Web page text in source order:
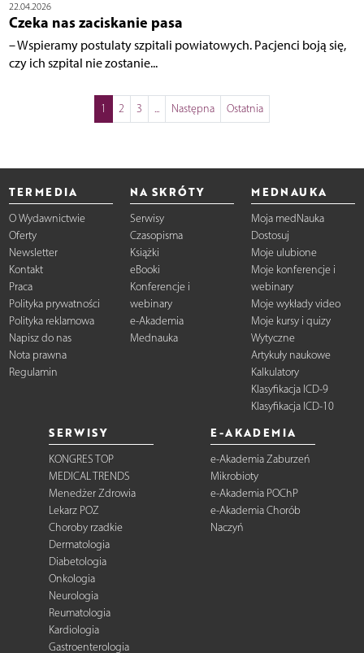
22.04.2026
Czeka nas zaciskanie pasa
– Wspieramy postulaty szpitali powiatowych. Pacjenci boją się,
czy ich szpital nie zostanie...
1 2 3 ... Następna Ostatnia
TERMEDIA
O Wydawnictwie
Oferty
Newsletter
Kontakt
Praca
Polityka prywatności
Polityka reklamowa
Napisz do nas
Nota prawna
Regulamin
NA SKRÓTY
Serwisy
Czasopisma
Książki
eBooki
Konferencje i
webinary
e-Akademia
Mednauka
MEDNAUKA
Moja medNauka
Dostosuj
Moje ulubione
Moje konferencje i
webinary
Moje wykłady video
Moje kursy i quizy
Wytyczne
Artykuły naukowe
Kalkulatory
Klasyfikacja ICD-9
Klasyfikacja ICD-10
SERWISY
KONGRES TOP
MEDICAL TRENDS
Menedżer Zdrowia
Lekarz POZ
Choroby rzadkie
Dermatologia
Diabetologia
Onkologia
Neurologia
Reumatologia
Kardiologia
Gastroenterologia
E-AKADEMIA
e-Akademia Zaburzeń
Mikrobioty
e-Akademia POChP
e-Akademia Chorób
Naczyń